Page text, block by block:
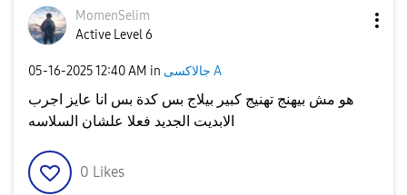
MomenSelim
Active Level 6
‎05-16-202512:40 AM in جالاكسى A
هو مش بيهنج تهنيج كبير بيلاج بس كدة بس انا عايز اجرب
الابديت الجديد فعلا علشان السلاسه
0 Likes